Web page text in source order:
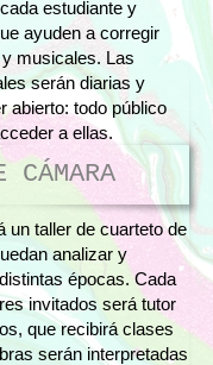
estudiante y
ayuden a corregir
musicales. Las
serán diarias y
abierto: todo público
a ellas.
CÁMARA
un taller de cuarteto de
analizar y
épocas. Cada
invitados será tutor
que recibirá clases
serán interpretadas